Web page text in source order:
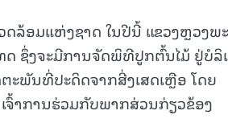
ລ້ອມແຫ່ງຊາດ ໃນປີນີ້ ແຂວງຫຼວງພະ
ດ ຊຶ່ງຈະມີການຈັດພິທີປູກຕົ້ນໄມ້ ຢູ່ບໍລິ
ະພັນທີ່ປະດິດຈາກສີ່ງເສດເຫຼືອ ໂດຍ
ຈົ້າການຮ່ວມກັບພາກສ່ວນກ່ຽວຂ້ອງ